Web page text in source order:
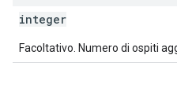
integer
Facoltativo. Numero di ospiti